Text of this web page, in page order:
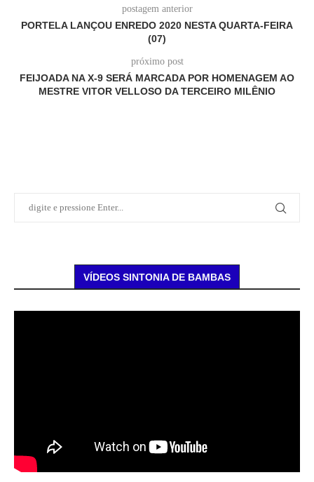
postagem anterior
PORTELA LANÇOU ENREDO 2020 NESTA QUARTA-FEIRA
(07)
próximo post
FEIJOADA NA X-9 SERÁ MARCADA POR HOMENAGEM AO
MESTRE VITOR VELLOSO DA TERCEIRO MILÊNIO
VÍDEOS SINTONIA DE BAMBAS